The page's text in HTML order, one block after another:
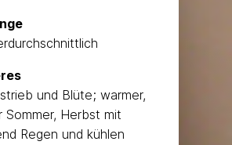
und Blüte; warmer,
Sommer, Herbst mit
Regen und kühlen